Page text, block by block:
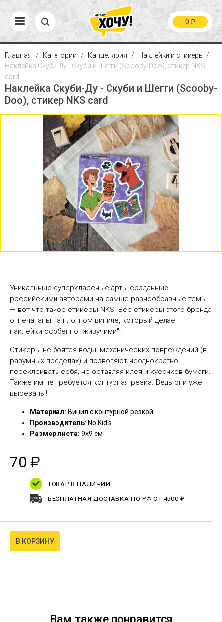
0 ₽
Главная Категории Канцелярия
Наклейки и стикеры
Наклейка Скуби-Ду - Скуби и Шегги (Scooby-Doo), стикер NKS
card
Наклейка Скуби-Ду - Скуби и Шегги (Scooby-
Doo), стикер NKS card
Уникальные суперклассные арты созданные
российскими авторами на самые разнообразные темы
— вот что такое стикеры NKS. Все стикеры этого бренда
отпечатаны на плотном виниле, который делает
наклейки особенно "живучими".
Стикеры не боятся воды, механических повреждений (в
разумных пределах) и позволяют неоднократно
переклеивать себя, не оставляя клея и кусочков бумаги.
Также им не требуется контурная резка. Ведь они уже
вырезаны!
Материал: Винил с контурной резкой
Производитель: No Kid's
Размер листа: 9х9 см
70 ₽
ТОВАР В НАЛИЧИИ
БЕСПЛАТНАЯ ДОСТАВКА ПО РФ ОТ 4500 ₽
В КОРЗИНУ
Вам также понравится